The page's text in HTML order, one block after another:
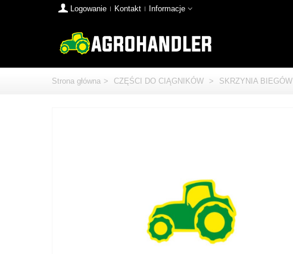
Logowanie Kontakt Informacje
Strona główna > CZĘŚCI DO CIĄGNIKÓW > SKRZYNIA BIEGÓW